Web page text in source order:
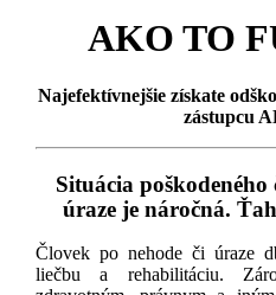
AKO TO
Najefektívnejšie získate
zástupcu
Situácia
úraze je náročná.
Človek po nehode či úraze
liečbu a rehabilitáciu.